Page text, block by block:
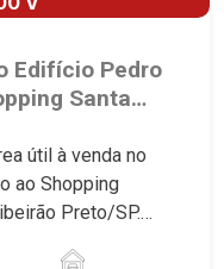
Edifício Pedro
Santa
útil à venda no
ao Shopping
Preto/SP.